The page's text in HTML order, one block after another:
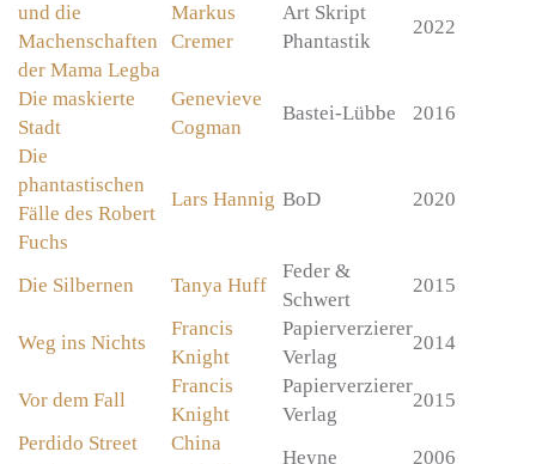
und die
Machenschaften
der Mama Legba
Markus
Cremer
Art Skript
Phantastik
2022
Die maskierte
Stadt
Genevieve
Cogman
Bastei-Lübbe
2016
Die
phantastischen
Fälle des Robert
Fuchs
Lars Hannig BoD 2020
Die Silbernen Tanya Huff
Feder &
Schwert
2015
Weg ins Nichts
Francis
Knight
Papierverzierer
Verlag
2014
Vor dem Fall
Francis
Knight
Papierverzierer
Verlag
2015
Perdido Street
China
Heyne 2006